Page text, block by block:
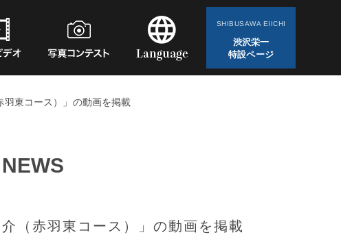
SHIBUSAWA EIICHI
渋沢栄一
特設ページ
東コース）」の動画を掲載
NEWS
（赤羽東コース）」の動画を掲載